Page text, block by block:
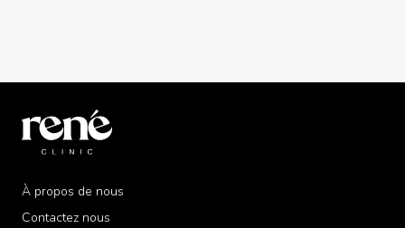
À propos de nous
Contactez nous